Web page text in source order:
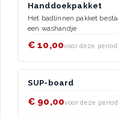
Handdoekpakket
Het badlinnen pakket
een washandje
€ 10,00voor deze
SUP-board
€ 90,00voor deze